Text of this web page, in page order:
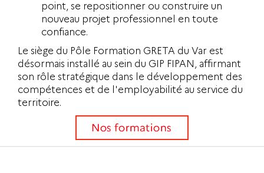
point, se repositionner ou construire un
nouveau projet professionnel en toute
confiance.
Le siège du Pôle Formation GRETA du Var est
désormais installé au sein du GIP FIPAN, affirmant
son rôle stratégique dans le développement des
compétences et de l'employabilité au service du
territoire.